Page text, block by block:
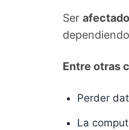
Ser
Entre otras
Perder
La